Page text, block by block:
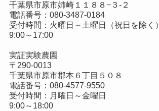
千葉県市原市姉崎１１８８−３-２
電話番号： 080-3487-0184
受付時間：火曜日～土曜日（祝日を除く）
9:00～17:00
実証実験農園
〒290-0013
千葉県市原市郡本６丁目５０８
電話番号： 080-4577-9550
受付時間：月曜日～金曜日
9:00～18:00